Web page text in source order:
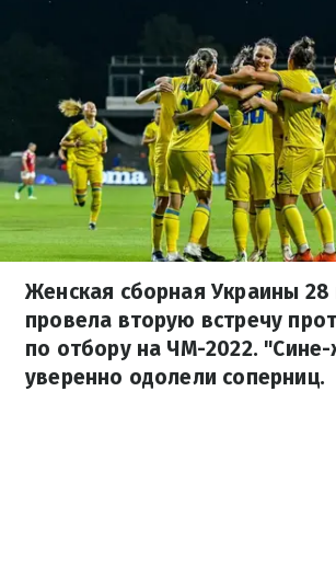
Женская сборная Украины
провела вторую встречу
по отбору на ЧМ-2022.
уверенно одолели соперниц.